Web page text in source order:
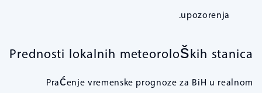
upozorenja.
Prednosti lokalnih meteoroloških stanica
Praćenje vremenske prognoze za BiH u realnom